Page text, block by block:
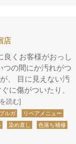
店
くお客様がおっし
つの間にか汚れがつ
、 目に見えない汚
に傷がついたり、
読む]
ブルガ
リペアメニュー
染め直し
色落ち補修